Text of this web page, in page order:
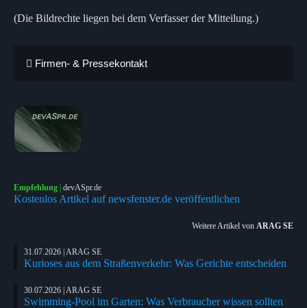
(Die Bildrechte liegen bei dem Verfasser der Mitteilung.)
Firmen- & Pressekontakt
Empfehlung | devASpr.de
Kostenlos Artikel auf newsfenster.de veröffentlichen
Weitere Artikel von ARAG SE
31.07.2026 | ARAG SE
Kurioses aus dem Straßenverkehr: Was Gerichte entscheiden
30.07.2026 | ARAG SE
Swimming-Pool im Garten: Was Verbraucher wissen sollten